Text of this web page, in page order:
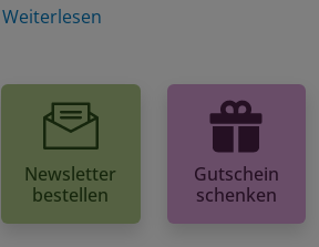
Weiterlesen
Newsletter
bestellen
Gutschein
schenken